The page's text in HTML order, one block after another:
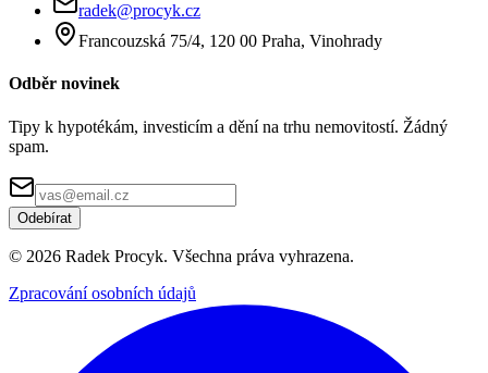
radek@procyk.cz
Francouzská 75/4, 120 00 Praha, Vinohrady
Odběr novinek
Tipy k hypotékám, investicím a dění na trhu nemovitostí. Žádný
spam.
Odebírat
© 2026 Radek Procyk. Všechna práva vyhrazena.
Zpracování osobních údajů